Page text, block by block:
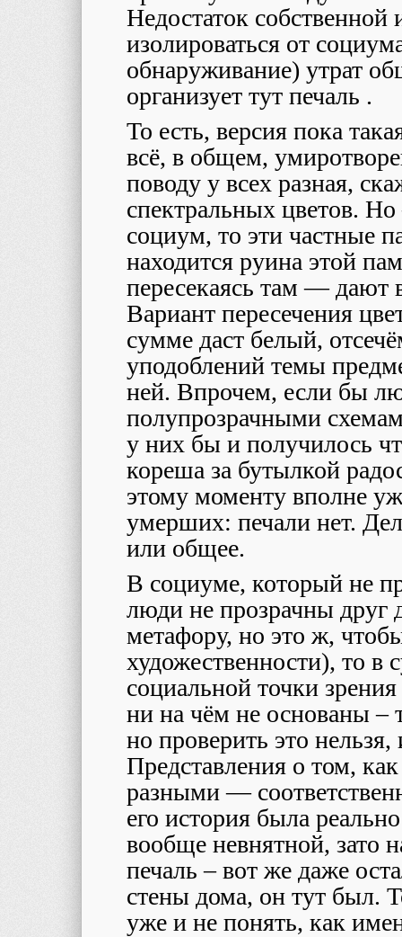
Недостаток собственной
изолироваться от
обнаруживание) утрат
организует тут печаль .
То есть, версия пока
всё, в общем,
поводу у всех разная,
спектральных цветов.
социум, то эти частные
находится руина этой
пересекаясь там — дают
Вариант пересечения
сумме даст белый,
уподоблений темы
ней. Впрочем, если бы
полупрозрачными
у них бы и получилось
кореша за бутылкой
этому моменту вполне
умерших: печали нет.
или общее.
В социуме, который не
люди не прозрачны друг
метафору, но это ж,
художественности), то в
социальной точки
ни на чём не основаны –
но проверить это
Представления о том,
разными —
его история была
вообще невнятной, зато
печаль – вот же даже
стены дома, он тут был.
уже и не понять, как